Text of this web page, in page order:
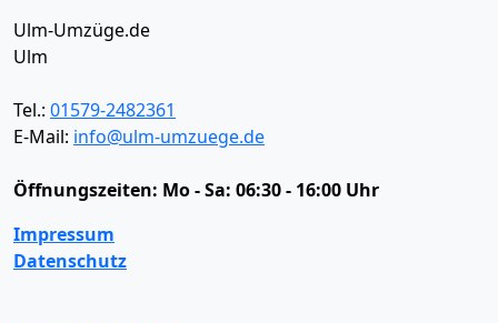
Ulm-Umzüge.de
Ulm
Tel.: 01579-2482361
E-Mail: info@ulm-umzuege.de
Öffnungszeiten: Mo - Sa: 06:30 - 16:00 Uhr
Impressum
Datenschutz